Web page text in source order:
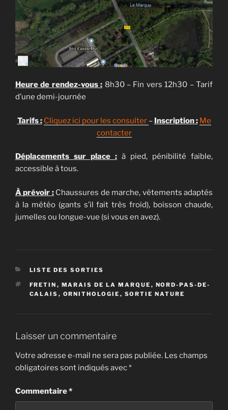
Heure de rendez-vous : 8h30 – Fin vers 12h30 – Tarif
d’une demi-journée
Tarifs : Cliquez ici pour les consulter – Inscription : Me
contacter
Déplacements sur place : à pied, pénibilité faible,
accessible à tous.
À prévoir :Chaussures de marche, vêtements adaptés
à la météo (gants s’il fait très froid), boisson chaude,
jumelles ou longue-vue (si vous en avez).
CATÉGORIES
LISTE DES SORTIES
ÉTIQUETTES
FRETIN , MARAIS DE LA MARQUE , NORD-PAS-DE-
CALAIS , ORNITHOLOGIE , SORTIE NATURE
Laisser un commentaire
Votre adresse e-mail ne sera pas publiée. Les champs
obligatoires sont indiqués avec*
Commentaire*